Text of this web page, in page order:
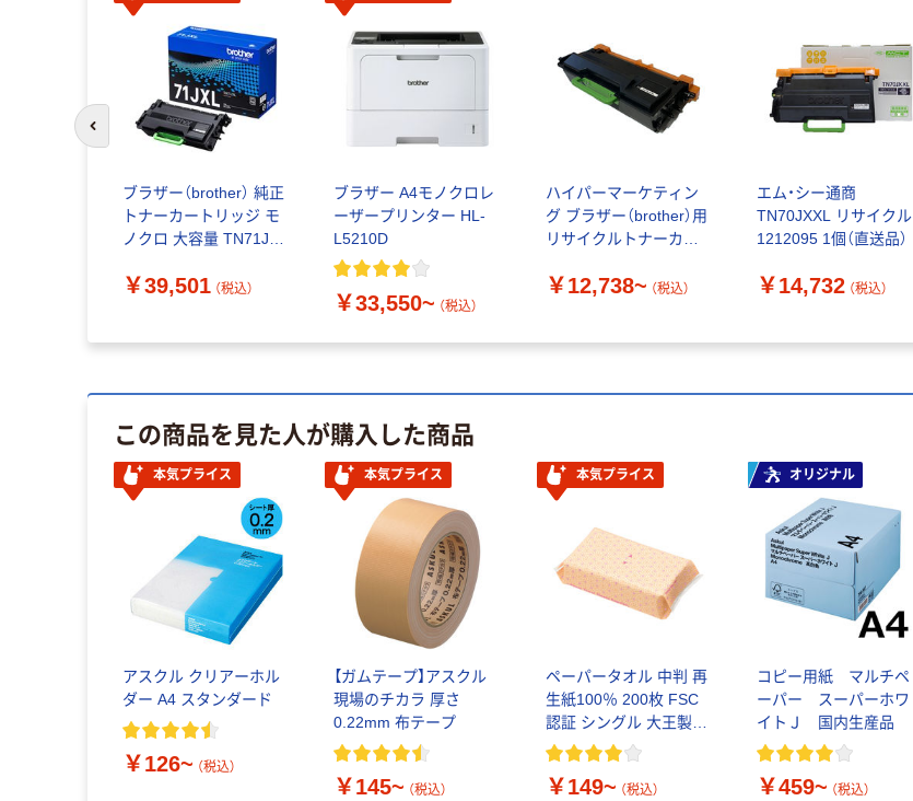
ブラザー（brother） 純正
トナーカートリッジ モ
ノクロ 大容量 TN71JXL
￥39,501 （税込）
ブラザー A4モノクロレ
ーザープリンター HL-
L5210D
￥33,550~ （税込）
ハイパーマーケティン
グ ブラザー（brother）用
リサイクルトナーカー
ズ
￥12,738~ （税込）
エム・シー通商
TN70JXXL リサイクル
1212095 1個（直送品）
￥14,732 （税込）
前のスライドへ
この商品を見た人が購入した商品
本気プライス
アスクル クリアーホル
ダー A4 スタンダード
￥126~ （税込）
本気プライス
【ガムテープ】アスクル
現場のチカラ 厚さ
0.22mm 布テープ
￥145~ （税込）
本気プライス
ペーパータオル 中判 再
生紙100％ 200枚 FSC
認証 シングル 大王製紙
共同企画 オリジナル
￥149~ （税込）
オリジナル
コピー用紙 マルチペ
ーパー スーパーホワ
イトＪ 国内生産品
￥459~ （税込）